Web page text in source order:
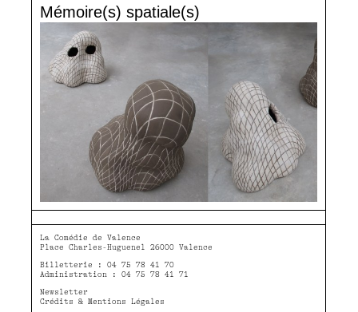
Mémoire(s) spatiale(s)
La Comédie de Valence
Place Charles-Huguenel 26000 Valence
Billetterie : 04 75 78 41 70
Administration : 04 75 78 41 71
Newsletter
Crédits & Mentions Légales